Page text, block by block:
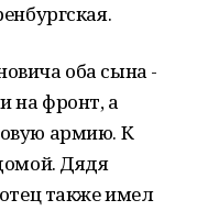
оба сына -
на фронт, а
армию. К
Дядя
также имел